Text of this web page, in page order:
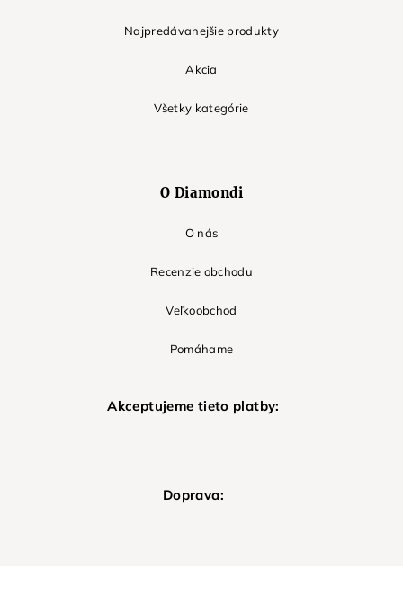
Najpredávanejšie produkty
Akcia
Všetky kategórie
O Diamondi
O nás
Recenzie obchodu
Veľkoobchod
Pomáhame
Akceptujeme tieto platby:
Doprava: